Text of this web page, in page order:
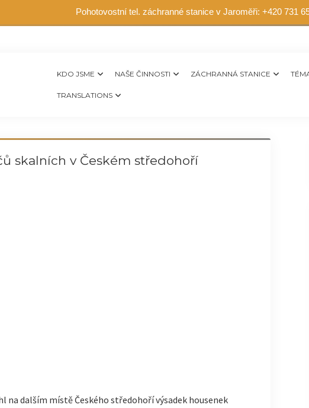
Pohotovostní tel. záchranné stanice v Jaroměři: +420 731
KDO JSME NAŠE ČINNOSTI ZÁCHRANNÁ STANICE
TRANSLATIONS
skalních v Českém středohoří
na dalším místě Českého středohoří výsadek housenek